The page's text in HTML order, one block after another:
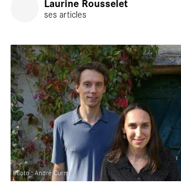
ses articles
Photo : André Curmi